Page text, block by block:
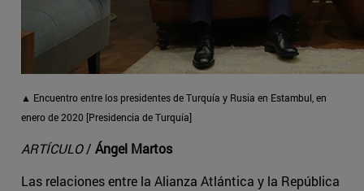
▲ Encuentro entre los presidentes de Turquía y Rusia en Estambul, en
enero de 2020 [Presidencia de Turquía]
ARTÍCULO/ Ángel Martos
Las relaciones entre la Alianza Atlántica y la República